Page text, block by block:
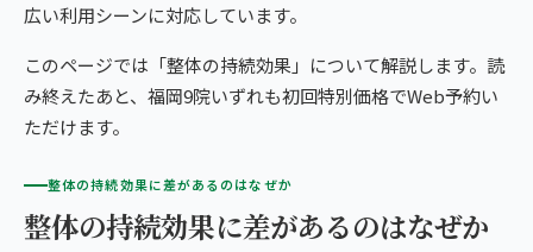
福岡市西部（西新・姪浜）
こころ整骨院 福岡西新院
ココロカラダメディカル整体院 イオンスタイル笹丘院
ぎっくり腰
股関節痛
五十肩
猫背・姿勢矯正
ご予約・お問い合わせ
医師・専門家の推薦
ブランド全体トップ（全国125院）
福岡9院から予約する
福岡の9院から、
あなたの一院を。
広い利用シーンに対応しています。
このページでは「整体の持続効果」について解説します。読
み終えたあと、福岡9院いずれも初回特別価格でWeb予約い
ただけます。
整体の持続効果に差があるのはなぜか
整体の持続効果に差があるのはなぜか